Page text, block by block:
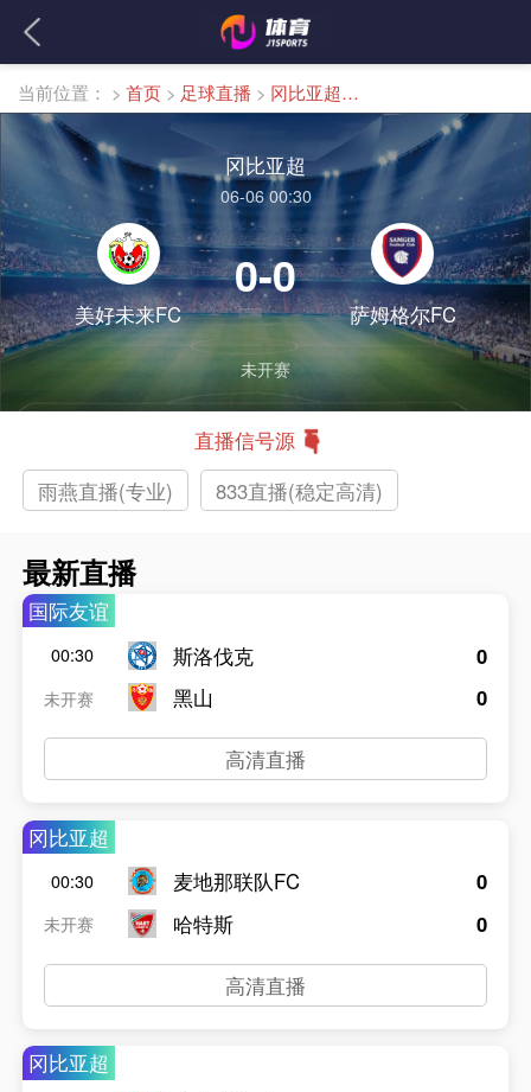
当前位置： > 首页 > 足球直播 > 冈比亚超直播
冈比亚超
06-06 00:30
美好未来FC
0-0
萨姆格尔FC
未开赛
直播信号源
雨燕直播(专业)
833直播(稳定高清)
最新直播
国际友谊
00:30
未开赛
斯洛伐克
黑山
0
0
高清直播
冈比亚超
00:30
未开赛
麦地那联队FC
哈特斯
0
0
高清直播
冈比亚超